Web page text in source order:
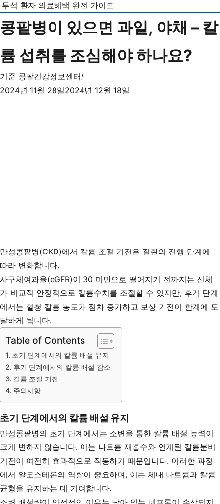
투석 환자 의료혜택 완전 가이드
콩팥병이 있으면 과일, 야채 – 칼
륨 섭취를 조심해야 하나요?
기준 콩팥건강정보센터
2024년 11월 28일2024년 12월 18일
만성콩팥병(CKD)에서 칼륨 조절 기전은 질환의 진행 단계에
따라 변화합니다.
사구체여과율(eGFR)이 30 미만으로 떨어지기 전까지는 신체
가 비교적 안정적으로 칼륨수치를 조절할 수 있지만, 후기 단계
에서는 혈청 칼륨 농도가 점차 증가하고 보상 기전이 한계에 도
달하게 됩니다.
Table of Contents
초기 단계에서의 칼륨 배설 유지
후기 단계에서의 칼륨 배설 감소
칼륨 조절 기전
주의사항
초기 단계에서의 칼륨 배설 유지
만성콩팥병의 초기 단계에서는 소변을 통한 칼륨 배설 능력이
크게 변하지 않습니다. 이는 나트륨 재흡수와 연계된 칼륨분비
기전이 여전히 효과적으로 작동하기 때문입니다. 이러한 과정
에서 알도스테론의 역할이 중요하며, 이는 체내 나트륨과 칼륨
균형을 유지하는 데 기여합니다.
소변 배설량이 안정적인 이유는 남아 있는 네프론이 손상되지